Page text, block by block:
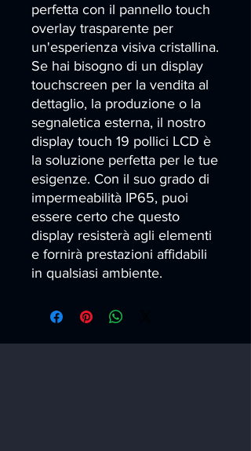
perfetta con il pannello touch
overlay trasparente per
un'esperienza visiva cristallina.
Se hai bisogno di un display
touchscreen per la vendita al
dettaglio, la produzione o la
segnaletica esterna, il nostro
display touch 19 pollici LCD è
la soluzione perfetta per le tue
esigenze. Con il suo grado di
impermeabilità IP65, puoi
essere certo che questo
display resisterà agli elementi
e fornirà prestazioni affidabili
in qualsiasi ambiente.